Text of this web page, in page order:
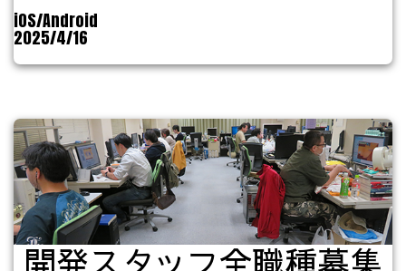
iOS/Android
2025/4/16